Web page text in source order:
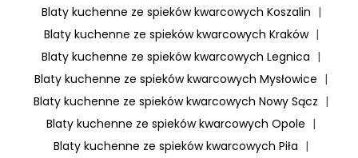
Blaty kuchenne ze spieków kwarcowych Koszalin |
Blaty kuchenne ze spieków kwarcowych Kraków |
Blaty kuchenne ze spieków kwarcowych Legnica |
Blaty kuchenne ze spieków kwarcowych Mysłowice |
Blaty kuchenne ze spieków kwarcowych Nowy Sącz |
Blaty kuchenne ze spieków kwarcowych Opole |
Blaty kuchenne ze spieków kwarcowych Piła |